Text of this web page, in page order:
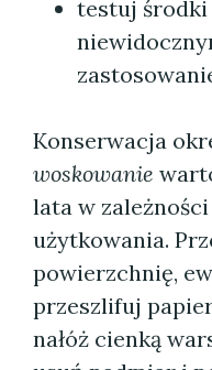
testuj środki
Konserwacja
woskowanie
lata w
użytkowania.
powierzchnię,
przeszlifuj
nałóż cienką